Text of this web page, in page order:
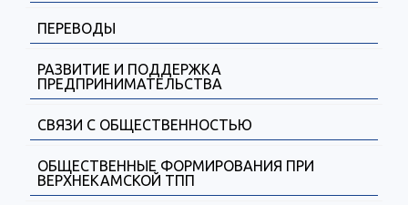
ПЕРЕВОДЫ
РАЗВИТИЕ И ПОДДЕРЖКА
ПРЕДПРИНИМАТЕЛЬСТВА
СВЯЗИ С ОБЩЕСТВЕННОСТЬЮ
ОБЩЕСТВЕННЫЕ ФОРМИРОВАНИЯ ПРИ
ВЕРХНЕКАМСКОЙ ТПП